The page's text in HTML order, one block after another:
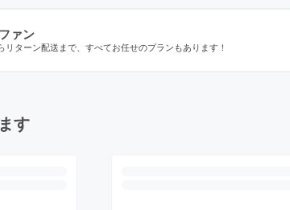
ァン
ターン配送まで、すべてお任せのプランもあります！
す